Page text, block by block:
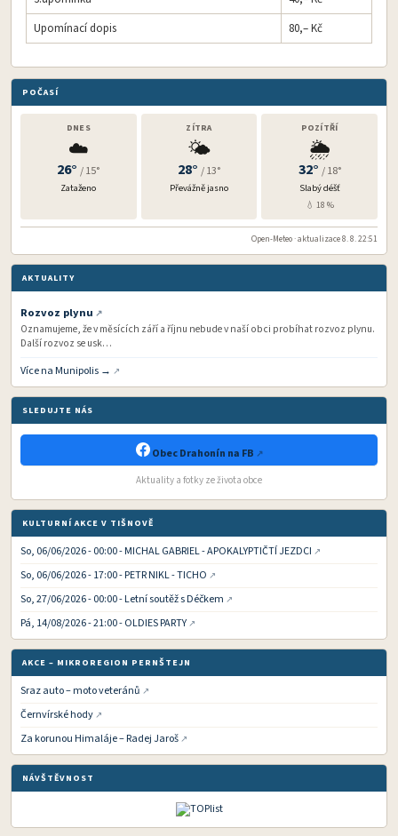
Upomínací dopis
80,– Kč
POČASÍ
DNES
☁️
26°/ 15°
Zataženo
ZÍTRA
🌤️
28° / 13°
Převážně jasno
POZÍTŘÍ
🌦️
32° / 18°
Slabý déšť
💧 18 %
Open-Meteo · aktualizace 8. 8. 22:51
AKTUALITY
Rozvoz plynu
Oznamujeme, že v měsících září a říjnu nebude v naší obci probíhat rozvoz plynu.
Další rozvoz se usk…
Více na Munipolis →
SLEDUJTE NÁS
Obec Drahonín na FB
Aktuality a fotky ze života obce
KULTURNÍ AKCE V TIŠNOVĚ
So, 06/06/2026 - 00:00 - MICHAL GABRIEL - APOKALYPTIČTÍ JEZDCI
So, 06/06/2026 - 17:00 - PETR NIKL - TICHO
So, 27/06/2026 - 00:00 - Letní soutěž s Déčkem
Pá, 14/08/2026 - 21:00 - OLDIES PARTY
AKCE – MIKROREGION PERNŠTEJN
Sraz auto – moto veteránů
Černvírské hody
Za korunou Himaláje – Radej Jaroš
NÁVŠTĚVNOST